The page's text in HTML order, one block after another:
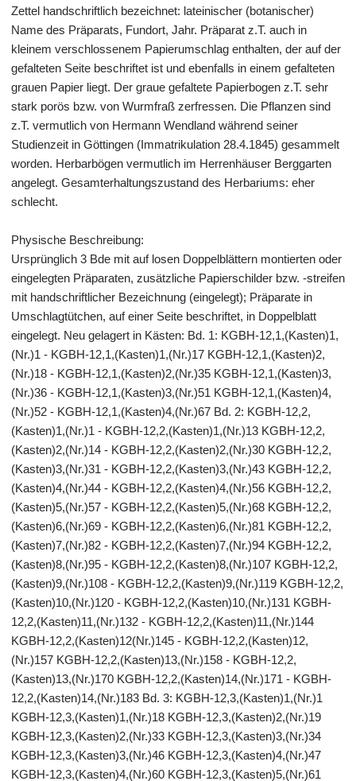
Zettel handschriftlich bezeichnet: lateinischer (botanischer)
Name des Präparats, Fundort, Jahr. Präparat z.T. auch in
kleinem verschlossenem Papierumschlag enthalten, der auf der
gefalteten Seite beschriftet ist und ebenfalls in einem gefalteten
grauen Papier liegt. Der graue gefaltete Papierbogen z.T. sehr
stark porös bzw. von Wurmfraß zerfressen. Die Pflanzen sind
z.T. vermutlich von Hermann Wendland während seiner
Studienzeit in Göttingen (Immatrikulation 28.4.1845) gesammelt
worden. Herbarbögen vermutlich im Herrenhäuser Berggarten
angelegt. Gesamterhaltungszustand des Herbariums: eher
schlecht.
Physische Beschreibung:
Ursprünglich 3 Bde mit auf losen Doppelblättern montierten oder
eingelegten Präparaten, zusätzliche Papierschilder bzw. -streifen
mit handschriftlicher Bezeichnung (eingelegt); Präparate in
Umschlagtütchen, auf einer Seite beschriftet, in Doppelblatt
eingelegt. Neu gelagert in Kästen: Bd. 1: KGBH-12,1,(Kasten)1,
(Nr.)1 - KGBH-12,1,(Kasten)1,(Nr.)17 KGBH-12,1,(Kasten)2,
(Nr.)18 - KGBH-12,1,(Kasten)2,(Nr.)35 KGBH-12,1,(Kasten)3,
(Nr.)36 - KGBH-12,1,(Kasten)3,(Nr.)51 KGBH-12,1,(Kasten)4,
(Nr.)52 - KGBH-12,1,(Kasten)4,(Nr.)67 Bd. 2: KGBH-12,2,
(Kasten)1,(Nr.)1 - KGBH-12,2,(Kasten)1,(Nr.)13 KGBH-12,2,
(Kasten)2,(Nr.)14 - KGBH-12,2,(Kasten)2,(Nr.)30 KGBH-12,2,
(Kasten)3,(Nr.)31 - KGBH-12,2,(Kasten)3,(Nr.)43 KGBH-12,2,
(Kasten)4,(Nr.)44 - KGBH-12,2,(Kasten)4,(Nr.)56 KGBH-12,2,
(Kasten)5,(Nr.)57 - KGBH-12,2,(Kasten)5,(Nr.)68 KGBH-12,2,
(Kasten)6,(Nr.)69 - KGBH-12,2,(Kasten)6,(Nr.)81 KGBH-12,2,
(Kasten)7,(Nr.)82 - KGBH-12,2,(Kasten)7,(Nr.)94 KGBH-12,2,
(Kasten)8,(Nr.)95 - KGBH-12,2,(Kasten)8,(Nr.)107 KGBH-12,2,
(Kasten)9,(Nr.)108 - KGBH-12,2,(Kasten)9,(Nr.)119 KGBH-12,2,
(Kasten)10,(Nr.)120 - KGBH-12,2,(Kasten)10,(Nr.)131 KGBH-
12,2,(Kasten)11,(Nr.)132 - KGBH-12,2,(Kasten)11,(Nr.)144
KGBH-12,2,(Kasten)12(Nr.)145 - KGBH-12,2,(Kasten)12,
(Nr.)157 KGBH-12,2,(Kasten)13,(Nr.)158 - KGBH-12,2,
(Kasten)13,(Nr.)170 KGBH-12,2,(Kasten)14,(Nr.)171 - KGBH-
12,2,(Kasten)14,(Nr.)183 Bd. 3: KGBH-12,3,(Kasten)1,(Nr.)1
KGBH-12,3,(Kasten)1,(Nr.)18 KGBH-12,3,(Kasten)2,(Nr.)19
KGBH-12,3,(Kasten)2,(Nr.)33 KGBH-12,3,(Kasten)3,(Nr.)34
KGBH-12,3,(Kasten)3,(Nr.)46 KGBH-12,3,(Kasten)4,(Nr.)47
KGBH-12,3,(Kasten)4,(Nr.)60 KGBH-12,3,(Kasten)5,(Nr.)61